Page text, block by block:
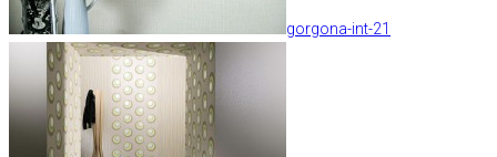
gorgona-int-21